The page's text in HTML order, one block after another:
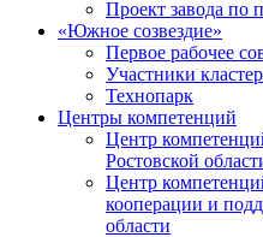
Проект завода по
«Южное созвездие»
Первое рабочее
Участники
Технопарк
Центры компетенций
Центр
Ростовской
Центр
кооперации и
области